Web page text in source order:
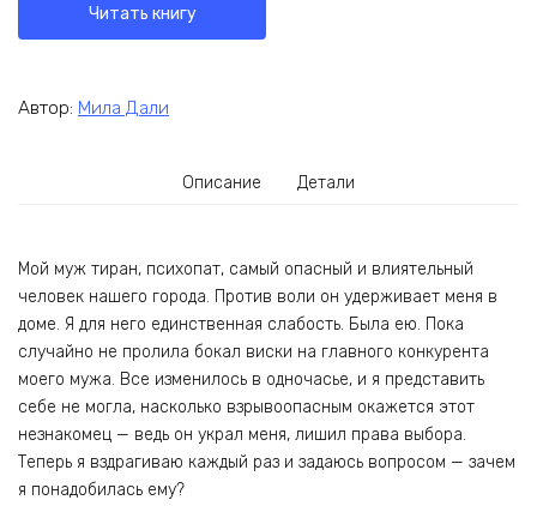
Читать книгу
Автор: Мила Дали
Описание Детали
Мой муж тиран, психопат, самый опасный и влиятельный
человек нашего города. Против воли он удерживает меня в
доме. Я для него единственная слабость. Была ею. Пока
случайно не пролила бокал виски на главного конкурента
моего мужа. Все изменилось в одночасье, и я представить
себе не могла, насколько взрывоопасным окажется этот
незнакомец — ведь он украл меня, лишил права выбора.
Теперь я вздрагиваю каждый раз и задаюсь вопросом — зачем
я понадобилась ему?